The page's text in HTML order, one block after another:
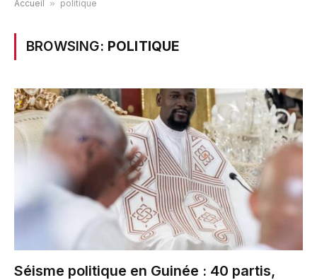
Accueil » politique
BROWSING: POLITIQUE
Séisme politique en Guinée : 40 partis,